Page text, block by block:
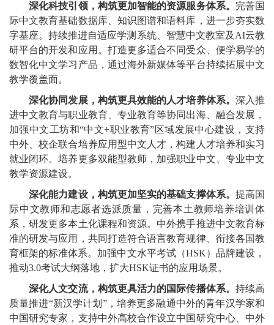
深化科技引领，构筑更加智能的资源服务体系。 完善国
际中文教育基础数据库、知识图谱和语料库，进一步夯实数
字基座。持续推进自适应学测系统、智慧中文教室及AI云教
研平台的开发和应用。打造更多适合不同受众、便学易学的
数智化中文学习产品，通过海外新媒体等平台持续拓展中文
教学覆盖面。
深化协同发展，构筑更具效能的人才培养体系。 深入推
进中文教育与职业教育、专业教育等协同出海、融合发展，
加强中文工坊和“中文+职业教育”区域发展中心建设，支持
中外、校企联合培养应用型中文人才，构建人才培养和实习
就业闭环。培养更多双能型教师，加强职业中文、专业中文
教学资源建设。
深化能力建设，构筑更加坚实的基础支撑体系。 提高国
际中文教师和志愿者选派质量，完善本土教师培养培训体
系，研发更多本土化课程和资源。中外携手推进中文教育标
准的研发与应用，共同打造符合语言教育规律、衔接各国教
育框架的标准体系。加强中文水平考试（HSK）品牌建设，
推动3.0考试大纲落地，扩大HSK证书的应用场景。
深化人文交流，构筑更具活力的国际传播体系。 持续高
质量推进“新汉学计划”，培养更多融通中外的青年汉学家和
中国研究专家，支持中外高校合作设立中国研究中心、中外